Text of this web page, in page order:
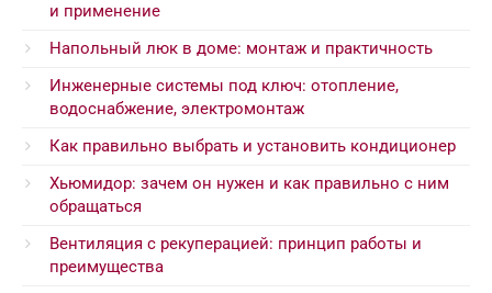
и применение
Напольный люк в доме: монтаж и практичность
Инженерные системы под ключ: отопление,
водоснабжение, электромонтаж
Как правильно выбрать и установить кондиционер
Хьюмидор: зачем он нужен и как правильно с ним
обращаться
Вентиляция с рекуперацией: принцип работы и
преимущества